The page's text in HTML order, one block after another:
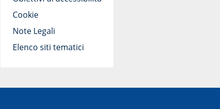
Cookie
Note Legali
Elenco siti tematici